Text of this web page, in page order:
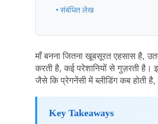
संबंधित लेख
माँ बनना जितना खूबसूरत एहसास है,
करती है, कई परेशानियों से गुज़रती है।
जैसे कि प्रेगनेंसी में ब्लीडिंग कब होती
Key Takeaways